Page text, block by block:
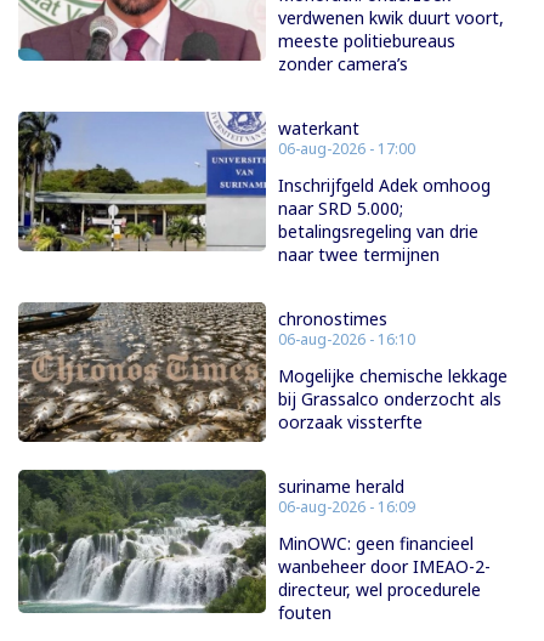
verdwenen kwik duurt voort,
meeste politiebureaus
zonder camera’s
waterkant
06-aug-2026 - 17:00
Inschrijfgeld Adek omhoog
naar SRD 5.000;
betalingsregeling van drie
naar twee termijnen
chronostimes
06-aug-2026 - 16:10
Mogelijke chemische lekkage
bij Grassalco onderzocht als
oorzaak vissterfte
suriname herald
06-aug-2026 - 16:09
MinOWC: geen financieel
wanbeheer door IMEAO-2-
directeur, wel procedurele
fouten